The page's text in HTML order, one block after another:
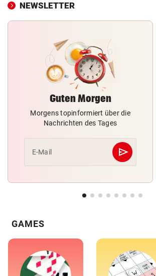
NEWSLETTER
Guten Morgen
Morgens topinformiert über die
Nachrichten des Tages
E-Mail send
Abschicken
GAMES